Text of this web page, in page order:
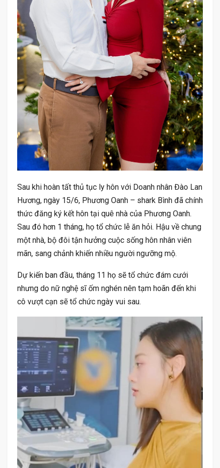
Sau khi hoàn tất thủ tục ly hôn với Doanh nhân Đào Lan
Hương, ngày 15/6, Phương Oanh – shark Bình đã chính
thức đăng ký kết hôn tại quê nhà của Phương Oanh.
Sau đó hơn 1 tháng, họ tổ chức lễ ăn hỏi. Hậu về chung
một nhà, bộ đôi tận hưởng cuộc sống hôn nhân viên
mãn, sang chảnh khiến nhiều người ngưỡng mộ.
Dự kiến ban đầu, tháng 11 họ sẽ tổ chức đám cưới
nhưng do nữ nghệ sĩ ốm nghén nên tạm hoãn đến khi
cô vượt cạn sẽ tổ chức ngày vui sau.